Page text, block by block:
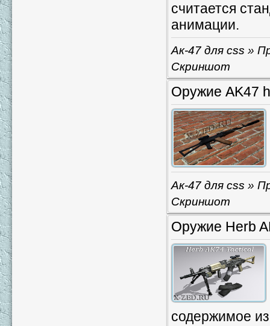
считается
анимации.
Ак-47 для css »
Скриншот
Оружие AK47
Ак-47 для css »
Скриншот
Оружие Herb
содержимое